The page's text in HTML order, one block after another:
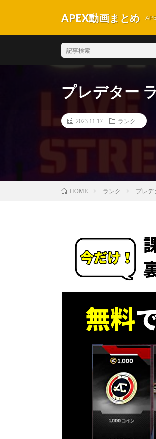
APEX動画まとめ
プレデター
2023.11.17 ランク
HOME ランク プレデ